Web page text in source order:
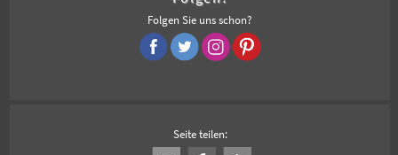
Folgen Sie uns schon?
Seite teilen: